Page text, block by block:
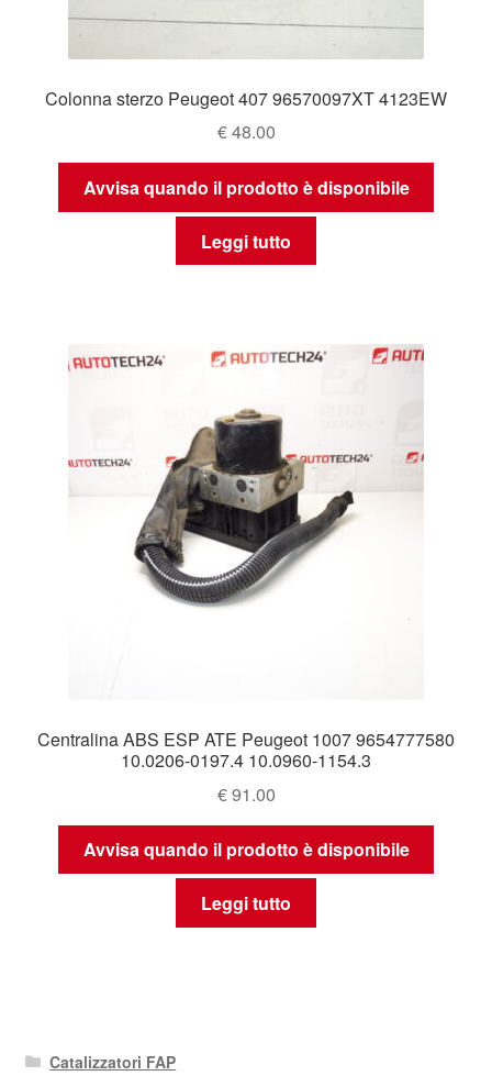
Colonna sterzo Peugeot 407 96570097XT 4123EW
€48.00
Avvisa quando il prodotto è disponibile
Leggi tutto
Centralina ABS ESP ATE Peugeot 1007 9654777580
10.0206-0197.4 10.0960-1154.3
€91.00
Avvisa quando il prodotto è disponibile
Leggi tutto
Catalizzatori FAP